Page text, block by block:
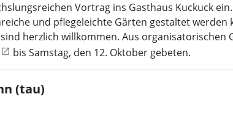
Vortrag ins Gasthaus Kuckuck
und pflegeleichte Gärten gestaltet
herzlich willkommen. Aus
bis Samstag, den 12. Oktober gebeten.
(tau)